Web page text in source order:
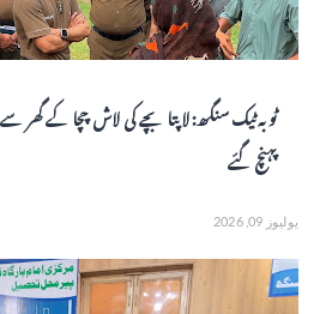
ٹوبہ ٹیک سنگھ: لاپتا بچے کی لاش چچا کے گھر
پہنچ گئے
يوليوز 09, 2026